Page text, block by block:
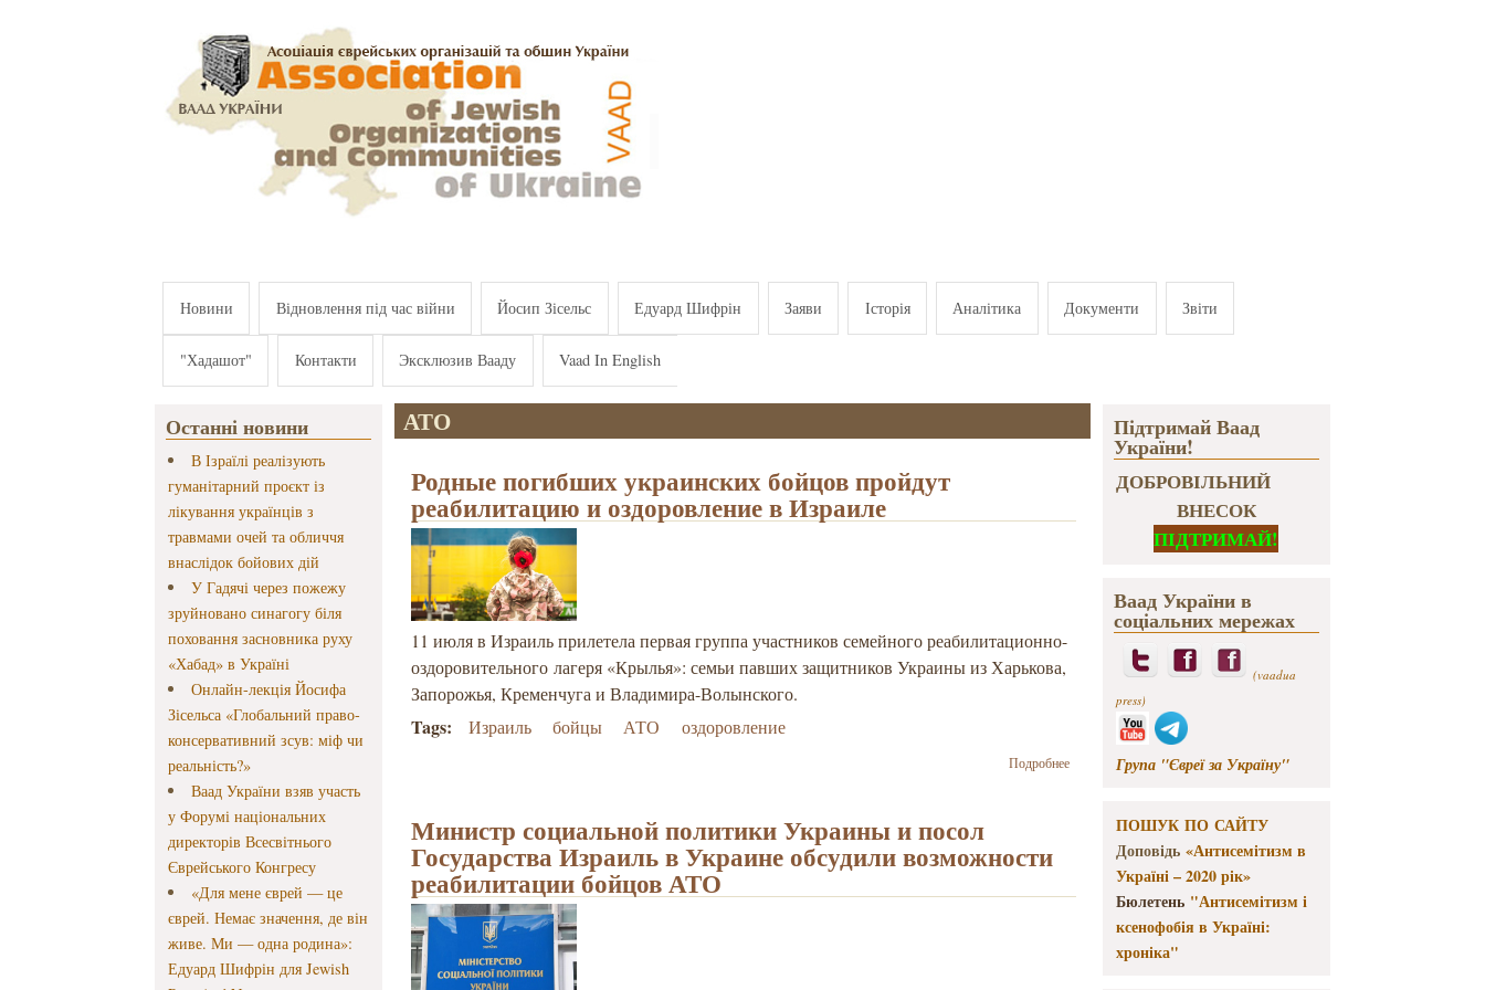
Новини Відновлення під час війни Йосип Зісельс Едуард Шифрін Заяви Історія Аналітика Документи Звіти
"Хадашот" Контакти Эксклюзив Вааду Vaad In English
Останні новини
В Ізраїлі реалізують
гуманітарний проєкт із
лікування українців з
травмами очей та обличчя
внаслідок бойових дій
У Гадячі через пожежу
зруйновано синагогу біля
поховання засновника руху
«Хабад» в Україні
Онлайн-лекція Йосифа
Зісельса «Глобальний право-
консервативний зсув: міф чи
реальність?»
Ваад України взяв участь
у Форумі національних
директорів Всесвітнього
Єврейського Конгресу
«Для мене єврей — це
єврей. Немає значення, де він
живе. Ми — одна родина»:
Едуард Шифрін для Jewish
АТО
Родные погибших украинских бойцов пройдут
реабилитацию и оздоровление в Израиле
11 июля в Израиль прилетела первая группа участников семейного реабилитационно-
оздоровительного лагеря «Крылья»: семьи павших защитников Украины из Харькова,
Запорожья, Кременчуга и Владимира-Волынского.
Tags: Израиль бойцы АТО оздоровление
Подробнеео Родные
погибших
реабилитацию
оздоровление
Министр социальной политики Украины и посол
Государства Израиль в Украине обсудили возможности
реабилитации бойцов АТО
Підтримай Ваад
України!
ДОБРОВІЛЬНИЙ
ВНЕСОК
ПІДТРИМАЙ!
Ваад України в
соціальних мережах
(vaadua
press)
Група "Євреї за Україну"
ПОШУК ПО САЙТУ
Доповідь «Антисемітизм в
Україні – 2020 рік»
Бюлетень "Антисемітизм і
ксенофобія в Україні:
хроніка"